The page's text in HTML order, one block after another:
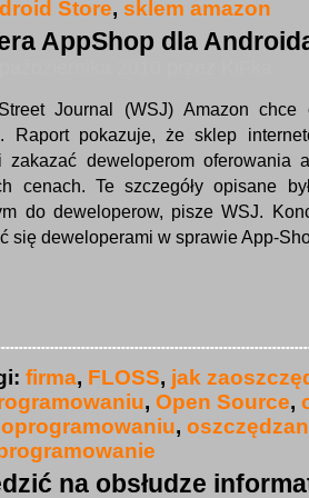
Store, sklem amazon
AppShop dla
Journal (WSJ) Amazon chce
Raport pokazuje, że sklep
zakazać deweloperom oferowania
cenach. Te szczegóły opisane
do deweloperow, pisze WSJ.
się deweloperami w sprawie App-
firma, FLOSS, jak
, Open Source,
,
na obsłudze